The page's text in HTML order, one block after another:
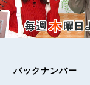
バックナンバー